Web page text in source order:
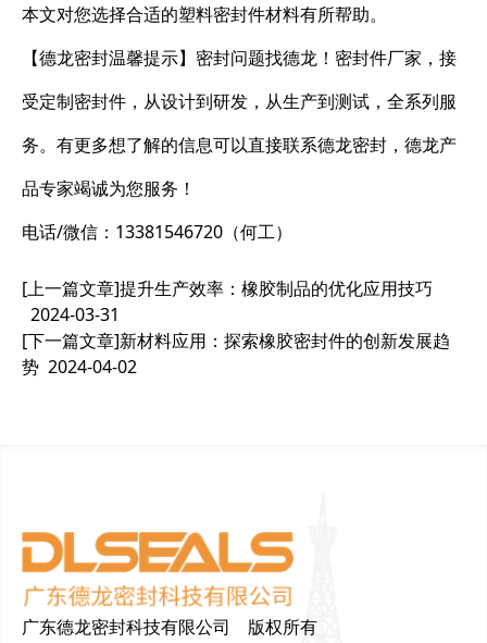
本文对您选择合适的塑料密封件材料有所帮助。
【德龙密封温馨提示】密封问题找德龙！密封件厂家，接
受定制密封件，从设计到研发，从生产到测试，全系列服
务。有更多想了解的信息可以直接联系德龙密封，德龙产
品专家竭诚为您服务！
电话/微信：13381546720（何工）
[上一篇文章]提升生产效率：橡胶制品的优化应用技巧
2024-03-31
[下一篇文章]新材料应用：探索橡胶密封件的创新发展趋
势 2024-04-02
广东德龙密封科技有限公司 版权所有